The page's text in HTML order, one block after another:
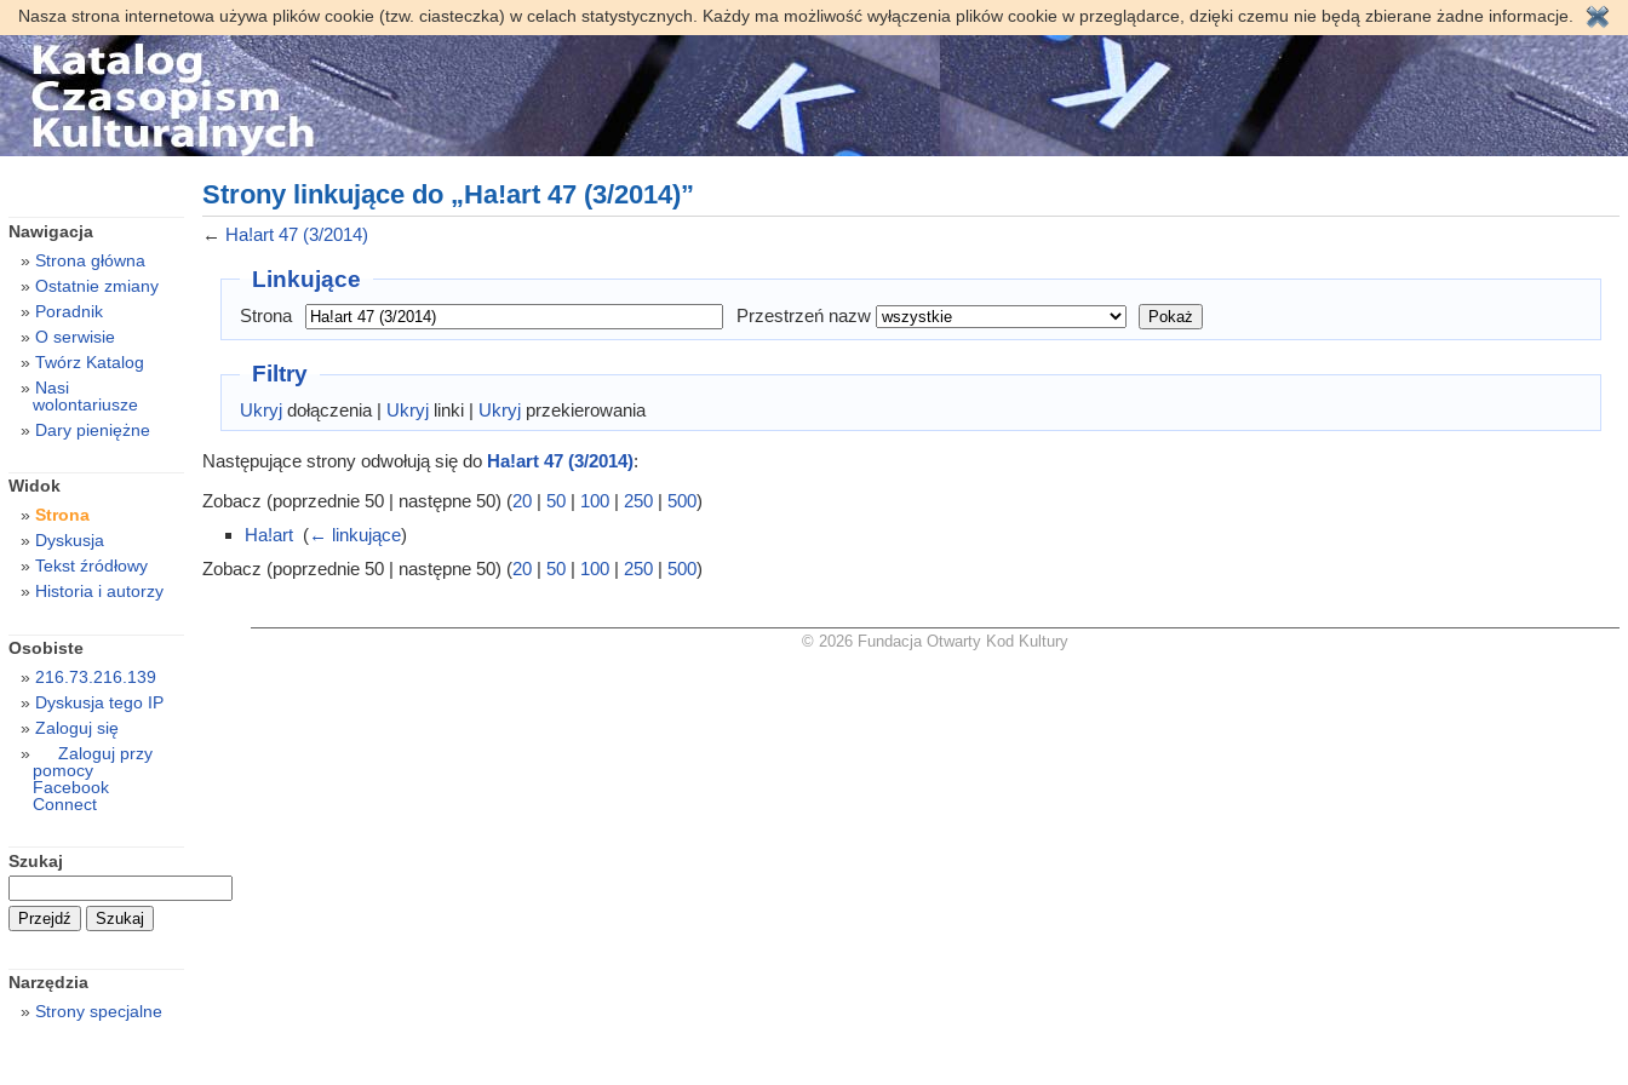
Nasza strona internetowa używa plików cookie (tzw. ciasteczka) w celach statystycznych. Każdy ma możliwość wyłączenia plików cookie w przeglądarce, dzięki czemu nie będą zbierane żadne informacje.
Strony linkujące do „Ha!art 47 (3/2014)”
← Ha!art 47 (3/2014)
Linkujące
Strona Przestrzeń nazw
Filtry
Ukryj dołączenia | Ukryj linki | Ukryj przekierowania
Następujące strony odwołują się do Ha!art 47 (3/2014):
Zobacz (poprzednie 50 | następne 50) (20| 50| 100| 250| 500)
Ha!art‎ (← linkujące)
Zobacz (poprzednie 50 | następne 50) (20| 50| 100| 250| 500)
Nawigacja
Strona główna
Ostatnie zmiany
Poradnik
O serwisie
Twórz Katalog
Nasi
wolontariusze
Dary pieniężne
Widok
Strona
Dyskusja
Tekst źródłowy
Historia i autorzy
Osobiste
216.73.216.139
Dyskusja tego IP
Zaloguj się
Zaloguj przy
pomocy
Facebook
Connect
Szukaj
Narzędzia
Strony specjalne
© 2026 Fundacja Otwarty Kod Kultury